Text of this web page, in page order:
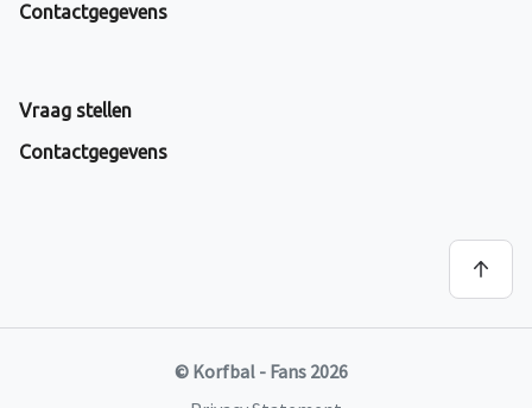
Contactgegevens
Vraag stellen
Contactgegevens
© Korfbal - Fans 2026